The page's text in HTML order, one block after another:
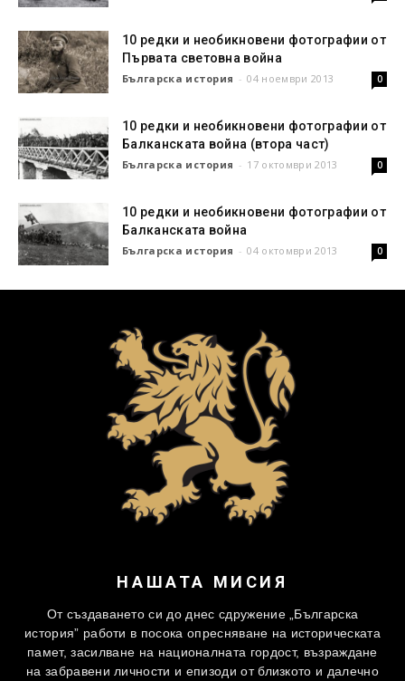
10 редки и необикновени фотографии от
Първата световна война
Българска история - 04 ноември 2013 0
10 редки и необикновени фотографии от
Балканската война (втора част)
Българска история - 17 октомври 2013 0
10 редки и необикновени фотографии от
Балканската война
Българска история - 04 октомври 2013 0
НАШАТА МИСИЯ
От създаването си до днес сдружение „Българска
история” работи в посока опресняване на историческата
памет, засилване на националната гордост, възраждане
на забравени личности и епизоди от близкото и далечно